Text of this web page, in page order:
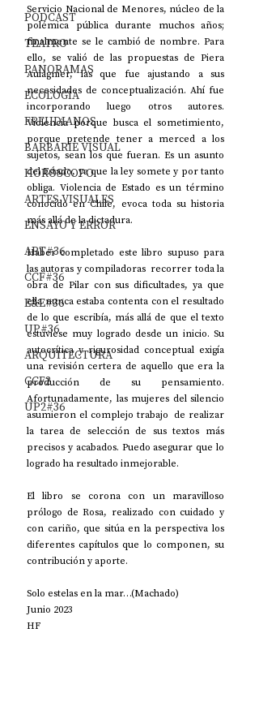
PODCAST
TEATRO
PANORAMAS
ECOLOGÍA
FREUDIANOS
BARBARIE VISUAL
HORÓSCOPO
ARTES VISUALES
ENSAYO Y ERROR
ART#36
CCF#36
E&E#36
UP#36
ARQUITECTURA
CCF2
UP2#36
Servicio Nacional de Menores, núcleo de la
polémica pública durante muchos años;
finalmente se le cambió de nombre. Para
ello, se valió de las propuestas de Piera
Aulagnier, las que fue ajustando a sus
necesidades de conceptualización. Ahí fue
incorporando luego otros autores.
Violencia porque busca el sometimiento,
porque pretende tener a merced a los
sujetos, sean los que fueran. Es un asunto
del Estado, ya que la ley somete y por tanto
obliga. Violencia de Estado es un término
conocido en Chile, evoca toda su historia
más allá de la dictadura.
Haber completado este libro supuso para
las autoras y compiladoras  recorrer toda la
obra de Pilar con sus dificultades, ya que
ella nunca estaba contenta con el resultado
de lo que escribía, más allá de que el texto
estuviese muy logrado desde un inicio. Su
autocrítica y rigurosidad conceptual exigía
una revisión certera de aquello que era la
producción de su pensamiento.
Afortunadamente, las mujeres del silencio
asumieron el complejo trabajo  de realizar
la tarea de selección de sus textos más
precisos y acabados. Puedo asegurar que lo
logrado ha resultado inmejorable.
El libro se corona con un maravilloso
prólogo de Rosa, realizado con cuidado y
con cariño, que sitúa en la perspectiva los
diferentes capítulos que lo componen, su
contribución y aporte.
Solo estelas en la mar…(Machado)
Junio 2023
HF